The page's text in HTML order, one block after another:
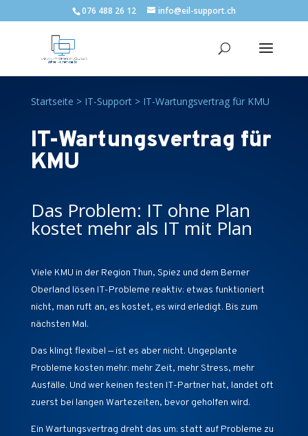
076 488 26 12 info@eil-support.ch
Startseite > IT-Support> IT-Wartungsvertrag für KMU
IT-Wartungsvertrag für
KMU
Das Problem: IT ohne Plan
kostet mehr als IT mit Plan
Viele KMU in der Region Thun, Spiez und dem Berner
Oberland lösen IT-Probleme reaktiv: etwas funktioniert
nicht, man ruft an, es kostet, es wird erledigt. Bis zum
nächsten Mal.
Das klingt flexibel — ist es aber nicht. Ungeplante
Probleme kosten mehr: mehr Zeit, mehr Stress, mehr
Ausfälle. Und wer keinen festen IT-Partner hat, landet oft
zuerst bei langen Wartezeiten, bevor geholfen wird.
Ein Wartungsvertrag dreht das um: statt auf Probleme zu